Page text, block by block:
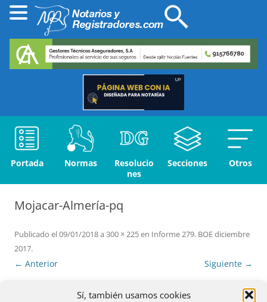
Sí, también usamos cookies
Portada Normas
Resolucio
nes
Secciones Otros
Mojacar-Almería-pq
Publicado el09/01/2018a 300 × 225en Informe 279. BOE diciembre
2017.
← Anterior Siguiente →